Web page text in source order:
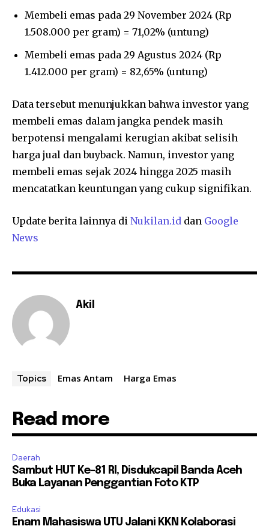
Membeli emas pada 29 November 2024 (Rp
1.508.000 per gram) = 71,02% (untung)
Membeli emas pada 29 Agustus 2024 (Rp
1.412.000 per gram) = 82,65% (untung)
Data tersebut menunjukkan bahwa investor yang
membeli emas dalam jangka pendek masih
berpotensi mengalami kerugian akibat selisih
harga jual dan buyback. Namun, investor yang
membeli emas sejak 2024 hingga 2025 masih
mencatatkan keuntungan yang cukup signifikan.
Update berita lainnya di Nukilan.id dan Google
News
Akil
Topics Emas Antam Harga Emas
Read more
Daerah
Sambut HUT Ke-81 RI, Disdukcapil Banda Aceh
Buka Layanan Penggantian Foto KTP
Edukasi
Enam Mahasiswa UTU Jalani KKN Kolaborasi